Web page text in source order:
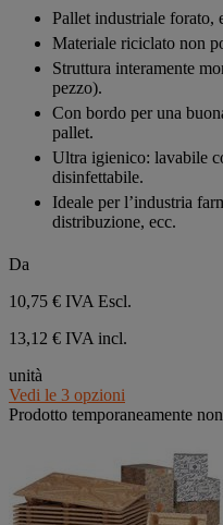
recensione
stelle.
recensione
Pallet industriale forato,
Materiale riciclato non
Struttura interamente
pezzo).
Con bordo per una
pallet.
Ultra igienico: lavabile
disinfettabile.
Ideale per l’industria
distribuzione, ecc.
Da
10,75 € IVA Escl.
13,12 € IVA incl.
unità
Vedi le 3 opzioni
Prodotto temporaneamente